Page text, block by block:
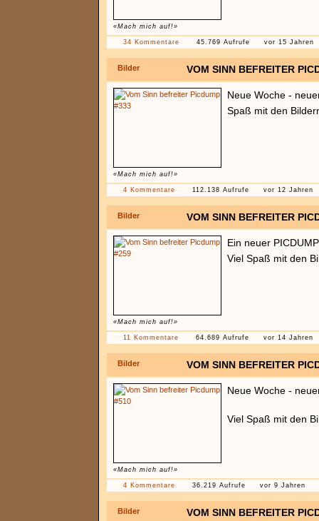
«Mach mich auf!»
34 Kommentare 45.769 Aufrufe vor 15 Jahren
Bilder VOM SINN BEFREITER
«Mach mich auf!»
Neue Woche -
Spaß mit den
4 Kommentare 112.138 Aufrufe vor 12 Jahren
Bilder VOM SINN BEFREITER
«Mach mich auf!»
Ein neuer
Viel Spaß mit den
11 Kommentare 64.689 Aufrufe vor 14 Jahren
Bilder VOM SINN BEFREITER
«Mach mich auf!»
Neue Woche -
Viel Spaß mit den
4 Kommentare 36.219 Aufrufe vor 9 Jahren
Bilder VOM SINN BEFREITER